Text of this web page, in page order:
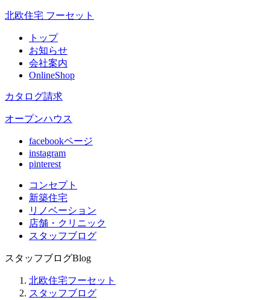
北欧住宅 フーセット
トップ
お知らせ
会社案内
OnlineShop
カタログ請求
オープンハウス
facebookページ
instagram
pinterest
コンセプト
新築住宅
リノベーション
店舗 ・クリニック
スタッフブログ
スタッフブログBlog
北欧住宅フーセット
スタッフブログ